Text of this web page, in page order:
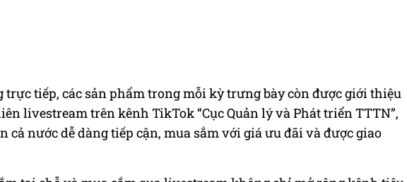
trực tiếp, các sản phẩm trong mỗi kỳ trưng bày còn được giới thiệu
livestream trên kênh TikTok “Cục Quản lý và Phát triển TTTN”,
cả nước dễ dàng tiếp cận, mua sắm với giá ưu đãi và được giao